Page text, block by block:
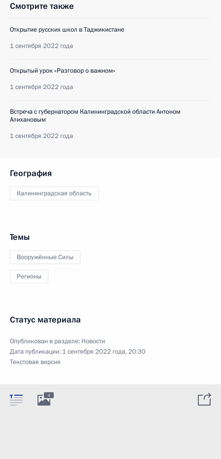
Смотрите также
Открытие русских школ в Таджикистане
1 сентября 2022 года
Открытый урок «Разговор о важном»
1 сентября 2022 года
Встреча с губернатором Калининградской области Антоном
Алихановым
1 сентября 2022 года
География
Калининградская область
Темы
Вооружённые Силы
Регионы
Статус материала
Опубликован в разделе: Новости
Дата публикации: 1 сентября 2022 года, 20:30
Текстовая версия
4